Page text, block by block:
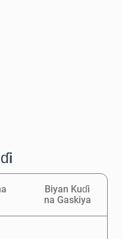
Biyan Kuɗi
na Gaskiya